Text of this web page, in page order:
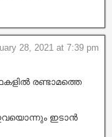
28, 2021 at 7:39 pm
രണ്ടാമത്തെ
ഇടാൻ